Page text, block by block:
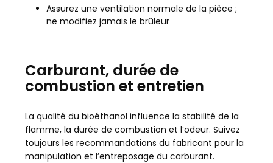
Assurez une ventilation normale de la pièce ;
ne modifiez jamais le brûleur
Carburant, durée de
combustion et entretien
La qualité du bioéthanol influence la stabilité de la
flamme, la durée de combustion et l’odeur. Suivez
toujours les recommandations du fabricant pour la
manipulation et l’entreposage du carburant.